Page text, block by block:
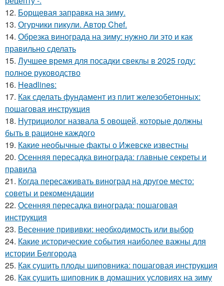
12. Борщевая заправка на зиму.
13. Огурчики пикули. Автор Chef.
14. Обрезка винограда на зиму: нужно ли это и как
правильно сделать
15. Лучшее время для посадки свеклы в 2025 году:
полное руководство
16. Headlines:
17. Как сделать фундамент из плит железобетонных:
пошаговая инструкция
18. Нутрициолог назвала 5 овощей, которые должны
быть в рационе каждого
19. Какие необычные факты о Ижевске известны
20. Осенняя пересадка винограда: главные секреты и
правила
21. Когда пересаживать виноград на другое место:
советы и рекомендации
22. Осенняя пересадка винограда: пошаговая
инструкция
23. Весенние прививки: необходимость или выбор
24. Какие исторические события наиболее важны для
истории Белгорода
25. Как сушить плоды шиповника: пошаговая инструкция
26. Как сушить шиповник в домашних условиях на зиму